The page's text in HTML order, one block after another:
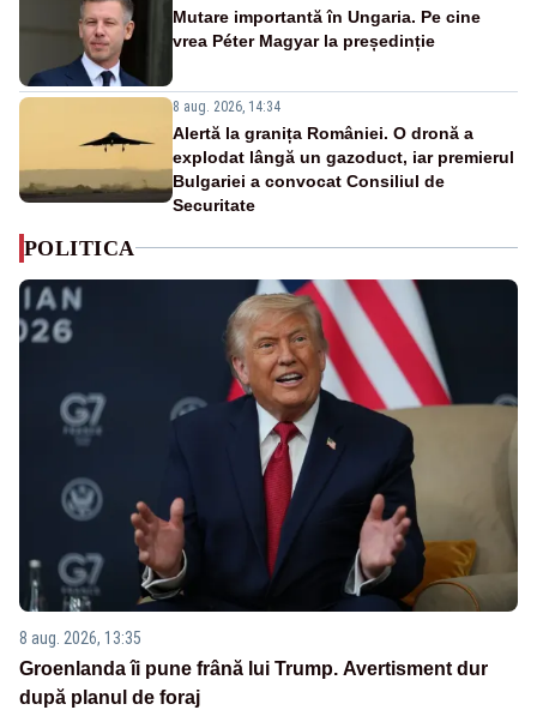
Mutare importantă în Ungaria. Pe cine
vrea Péter Magyar la președinție
8 aug. 2026, 14:34
Alertă la granița României. O dronă a
explodat lângă un gazoduct, iar premierul
Bulgariei a convocat Consiliul de
Securitate
POLITICA
8 aug. 2026, 13:35
Groenlanda îi pune frână lui Trump. Avertisment dur
după planul de foraj